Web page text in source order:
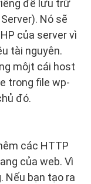
để lưu trữ
Nó sẽ
của server vì
tài nguyên.
môjt cái host
trong file wp-
đó.
các HTTP
của web. Vì
Nếu bạn tạo ra